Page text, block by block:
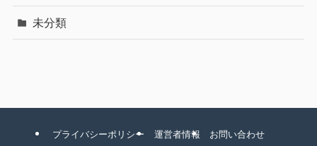
未分類
プライバシーポリシー 運営者情報 お問い合わせ